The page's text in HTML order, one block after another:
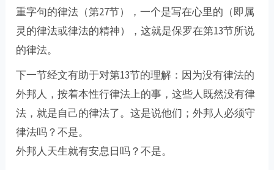
重字句的律法（第27节），一个是写在心里的（即属
灵的律法或律法的精神），这就是保罗在第13节所说
的律法。
下一节经文有助于对第13节的理解：因为没有律法的
外邦人，按着本性行律法上的事，这些人既然没有律
法，就是自己的律法了。这是说他们；外邦人必须守
律法吗？不是。
外邦人天生就有安息日吗？不是。